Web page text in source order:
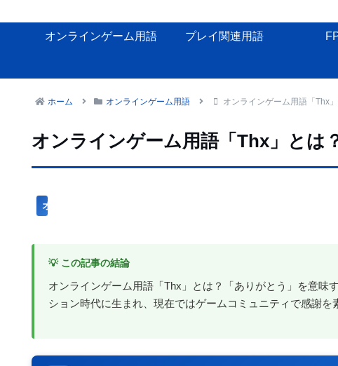
オンラインゲーム用語 プレイ関連用語
ホーム オンラインゲーム用語 オンラインゲーム用語「Thx
オンラインゲーム用語「Thx」とは
オンラインゲーム用語
💡 この記事の結論
オンラインゲーム用語「Thx」とは？「ありがとう」を意味
ション時代に生まれ、現在ではゲームコミュニティで感謝を